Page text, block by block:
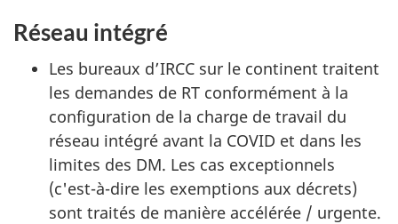
Réseau intégré
Les bureaux d’IRCC sur le continent traitent
les demandes de RT conformément à la
configuration de la charge de travail du
réseau intégré avant la COVID et dans les
limites des DM. Les cas exceptionnels
(c'est-à-dire les exemptions aux décrets)
sont traités de manière accélérée / urgente.